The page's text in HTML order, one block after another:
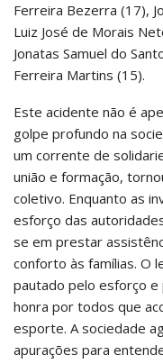
Ferreira Bezerra (17),
Luiz José de Morais
Jonatas Samuel do
Ferreira Martins (15).
Este acidente não é
golpe profundo na
um corrente de
união e formação,
coletivo. Enquanto as
esforço das
se em prestar
conforto às famílias. O
pautado pelo esforço e
honra por todos que
esporte. A sociedade
apurações para